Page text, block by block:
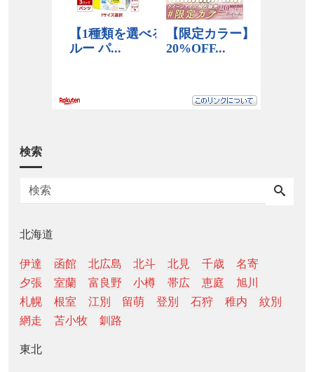
検索
北海道
伊達 函館 北広島 北斗 北見 千歳
名寄
夕張
室蘭 富良野 小樽 帯広 恵庭
旭川
札幌
根室 江別 留萌 登別 石狩 稚内
紋別
網走
苫小牧 釧路
東北